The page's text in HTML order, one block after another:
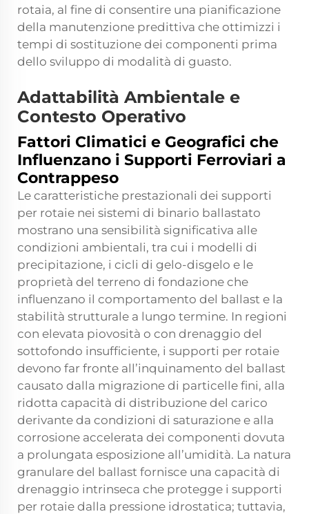
rotaia, al fine di consentire una pianificazione
della manutenzione predittiva che ottimizzi i
tempi di sostituzione dei componenti prima
dello sviluppo di modalità di guasto.
Adattabilità Ambientale e
Contesto Operativo
Fattori Climatici e Geografici che
Influenzano i Supporti Ferroviari a
Contrappeso
Le caratteristiche prestazionali dei supporti
per rotaie nei sistemi di binario ballastato
mostrano una sensibilità significativa alle
condizioni ambientali, tra cui i modelli di
precipitazione, i cicli di gelo-disgelo e le
proprietà del terreno di fondazione che
influenzano il comportamento del ballast e la
stabilità strutturale a lungo termine. In regioni
con elevata piovosità o con drenaggio del
sottofondo insufficiente, i supporti per rotaie
devono far fronte all’inquinamento del ballast
causato dalla migrazione di particelle fini, alla
ridotta capacità di distribuzione del carico
derivante da condizioni di saturazione e alla
corrosione accelerata dei componenti dovuta
a prolungata esposizione all’umidità. La natura
granulare del ballast fornisce una capacità di
drenaggio intrinseca che protegge i supporti
per rotaie dalla pressione idrostatica; tuttavia,